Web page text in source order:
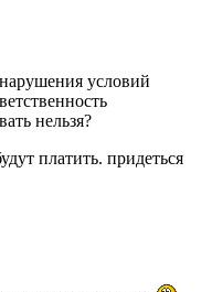
условий
нельзя?
платить. придеться